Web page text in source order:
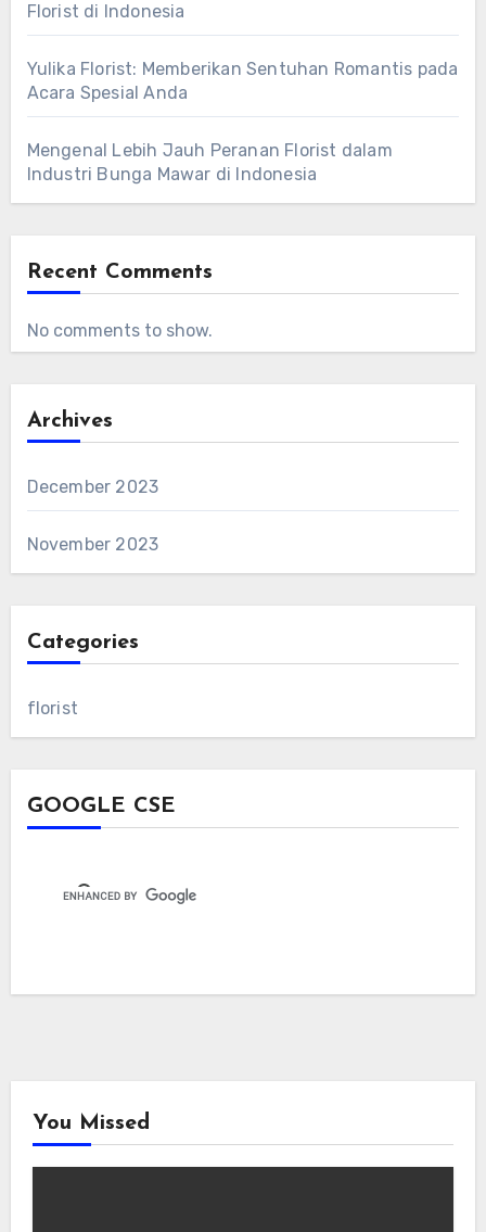
Florist di Indonesia
Yulika Florist: Memberikan Sentuhan Romantis pada
Acara Spesial Anda
Mengenal Lebih Jauh Peranan Florist dalam
Industri Bunga Mawar di Indonesia
Recent Comments
No comments to show.
Archives
December 2023
November 2023
Categories
florist
GOOGLE CSE
You Missed